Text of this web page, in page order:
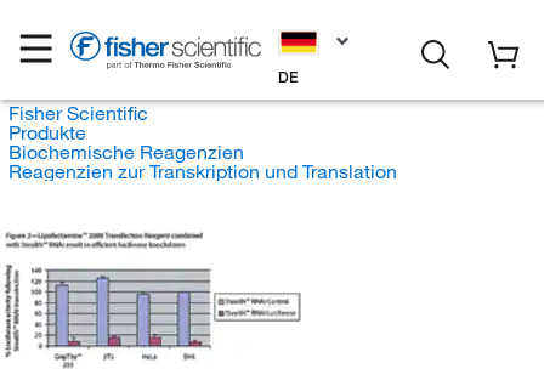
DE
Fisher Scientific
Produkte
Biochemische Reagenzien
Reagenzien zur Transkription und Translation